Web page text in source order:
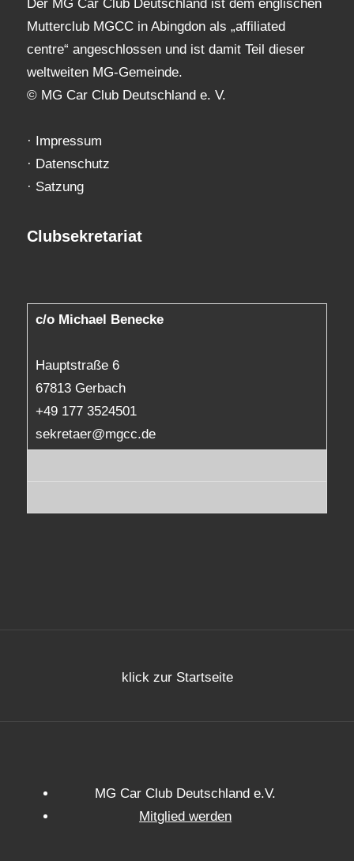
Der MG Car Club Deutschland ist dem englischen
Mutterclub MGCC in Abingdon als „affiliated
centre“ angeschlossen und ist damit Teil dieser
weltweiten MG-Gemeinde.
© MG Car Club Deutschland e. V.
· Impressum
· Datenschutz
· Satzung
Clubsekretariat
c/o Michael Benecke
Hauptstraße 6
67813 Gerbach
+49 177 3524501
sekretaer@mgcc.de
klick zur Startseite
MG Car Club Deutschland e.V.
Mitglied werden